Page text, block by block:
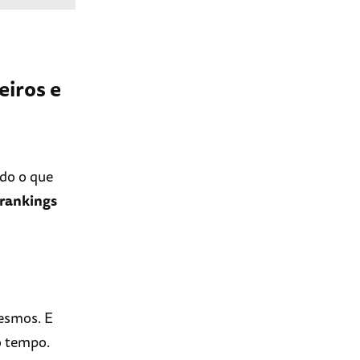
e
o que
E
tempo.